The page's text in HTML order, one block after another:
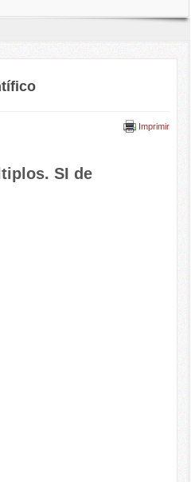
Imprimir
SI de